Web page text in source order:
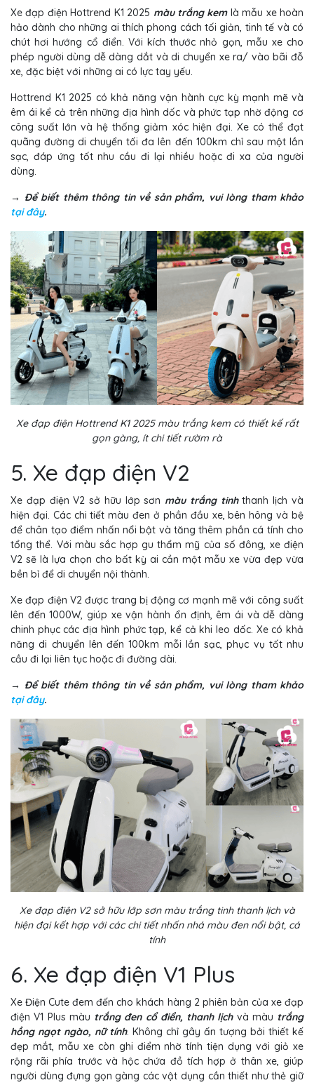
Xe đạp điện Hottrend K1 2025 màu trắng kemlà mẫu xe hoàn
hảo dành cho những ai thích phong cách tối giản, tinh tế và có
chút hơi hướng cổ điển. Với kích thước nhỏ gọn, mẫu xe cho
phép người dùng dễ dàng dắt và di chuyển xe ra/ vào bãi đỗ
xe, đặc biệt với những ai có lực tay yếu.
Hottrend K1 2025 có khả năng vận hành cực kỳ mạnh mẽ và
êm ái kể cả trên những địa hình dốc và phức tạp nhờ động cơ
công suất lớn và hệ thống giảm xóc hiện đại. Xe có thể đạt
quãng đường di chuyển tối đa lên đến 100km chỉ sau một lần
sạc, đáp ứng tốt nhu cầu đi lại nhiều hoặc đi xa của người
dùng.
→ Để biết thêm thông tin về sản phẩm, vui lòng tham khảo
tại đây.
Xe đạp điện Hottrend K1 2025 màu trắng kem có thiết kế rất
gọn gàng, ít chi tiết rườm rà
5. Xe đạp điện V2
Xe đạp điện V2 sở hữu lớp sơn màu trắng tinhthanh lịch và
hiện đại. Các chi tiết màu đen ở phần đầu xe, bên hông và bệ
để chân tạo điểm nhấn nổi bật và tăng thêm phần cá tính cho
tổng thể. Với màu sắc hợp gu thẩm mỹ của số đông, xe điện
V2 sẽ là lựa chọn cho bất kỳ ai cần một mẫu xe vừa đẹp vừa
bền bỉ để di chuyển nội thành.
Xe đạp điện V2 được trang bị động cơ mạnh mẽ với công suất
lên đến 1000W, giúp xe vận hành ổn định, êm ái và dễ dàng
chinh phục các địa hình phức tạp, kể cả khi leo dốc. Xe có khả
năng di chuyển lên đến 100km mỗi lần sạc, phục vụ tốt nhu
cầu đi lại liên tục hoặc đi đường dài.
→ Để biết thêm thông tin về sản phẩm, vui lòng tham khảo
tại đây.
Xe đạp điện V2 sở hữu lớp sơn màu trắng tinh thanh lịch và
hiện đại kết hợp với các chi tiết nhấn nhá màu đen nổi bật, cá
tính
6. Xe đạp điện V1 Plus
Xe Điện Cute đem đến cho khách hàng 2 phiên bản của xe đạp
điện V1 Plus màu trắng đen cổ điển, thanh lịchvà màu trắng
hồng ngọt ngào, nữ tính. Không chỉ gây ấn tượng bởi thiết kế
đẹp mắt, mẫu xe còn ghi điểm nhờ tính tiện dụng với giỏ xe
rộng rãi phía trước và hộc chứa đồ tích hợp ở thân xe, giúp
người dùng đựng gọn gàng các vật dụng cần thiết như thẻ giữ